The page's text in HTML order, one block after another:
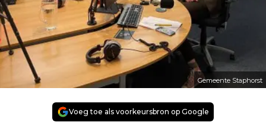
Gemeente Staphorst
Voeg toe als voorkeursbron op Google